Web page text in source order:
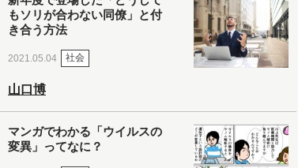
もソリが合わない同僚」と付
き合う方法
2021.05.04 社会
山口博
マンガでわかる「ウイルスの
変異」ってなに？